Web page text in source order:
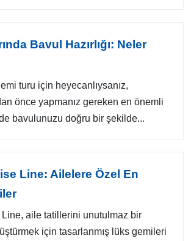
Bavul Hazırlığı: Neler
turu için heyecanlıysanız,
önce yapmanız gereken en önemli
bavulunuzu doğru bir şekilde...
Line: Ailelere Özel En
aile tatillerini unutulmaz bir
için tasarlanmış lüks gemileri